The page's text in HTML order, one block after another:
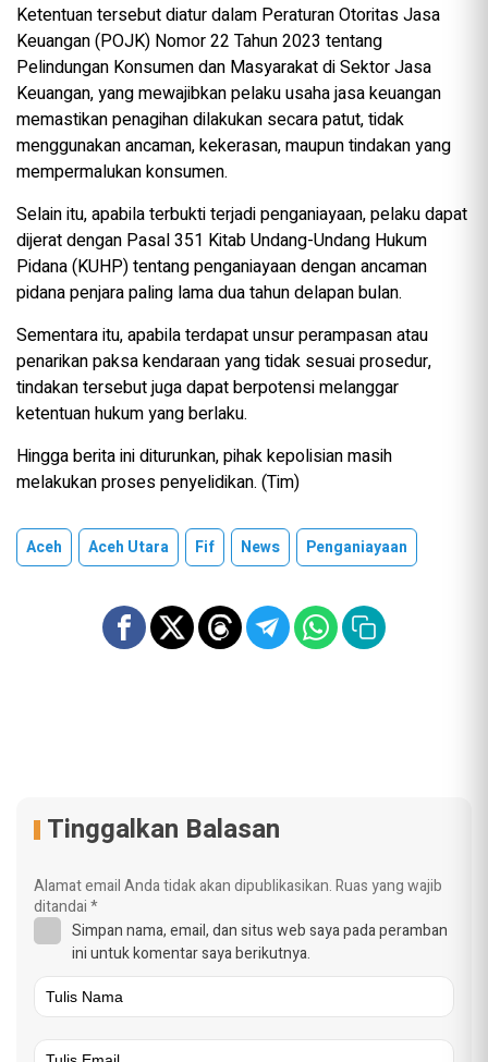
Ketentuan tersebut diatur dalam Peraturan Otoritas Jasa
Keuangan (POJK) Nomor 22 Tahun 2023 tentang
Pelindungan Konsumen dan Masyarakat di Sektor Jasa
Keuangan, yang mewajibkan pelaku usaha jasa keuangan
memastikan penagihan dilakukan secara patut, tidak
menggunakan ancaman, kekerasan, maupun tindakan yang
mempermalukan konsumen.
Selain itu, apabila terbukti terjadi penganiayaan, pelaku dapat
dijerat dengan Pasal 351 Kitab Undang-Undang Hukum
Pidana (KUHP) tentang penganiayaan dengan ancaman
pidana penjara paling lama dua tahun delapan bulan.
Sementara itu, apabila terdapat unsur perampasan atau
penarikan paksa kendaraan yang tidak sesuai prosedur,
tindakan tersebut juga dapat berpotensi melanggar
ketentuan hukum yang berlaku.
Hingga berita ini diturunkan, pihak kepolisian masih
melakukan proses penyelidikan. (Tim)
Aceh Aceh Utara Fif News Penganiayaan
Tinggalkan Balasan
Alamat email Anda tidak akan dipublikasikan.Ruas yang wajib
ditandai*
Simpan nama, email, dan situs web saya pada peramban
ini untuk komentar saya berikutnya.